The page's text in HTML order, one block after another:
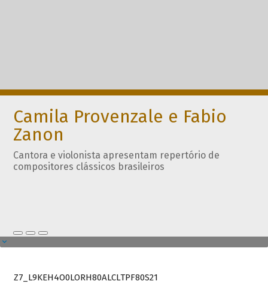
Camila Provenzale e Fabio
Zanon
Cantora e violonista apresentam repertório de
compositores clássicos brasileiros
Z7_L9KEH4O0LORH80ALCLTPF80S21